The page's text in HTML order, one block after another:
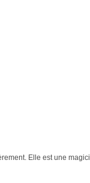
Elle est une